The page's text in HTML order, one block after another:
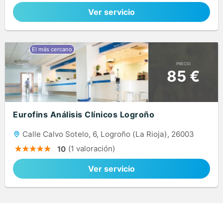
Ver servicio
PRECIO
85 €
Eurofins Análisis Clínicos Logroño
Calle Calvo Sotelo, 6, Logroño (La Rioja), 26003
10 (1 valoración)
Ver servicio